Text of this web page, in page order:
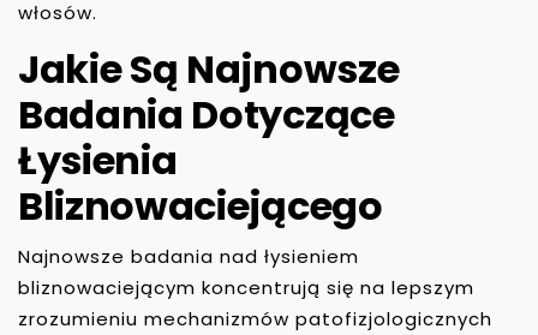
włosów.
Jakie Są Najnowsze
Badania Dotyczące
Łysienia
Bliznowaciejącego
Najnowsze badania nad łysieniem
bliznowaciejącym koncentrują się na lepszym
zrozumieniu mechanizmów patofizjologicznych